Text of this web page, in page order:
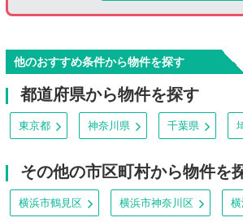
他のおすすめ条件から物件を探す
都道府県から物件を探す
東京都 神奈川県 千葉県
その他の市区町村から物件を
横浜市鶴見区 横浜市神奈川区